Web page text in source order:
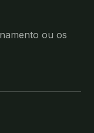
ou os